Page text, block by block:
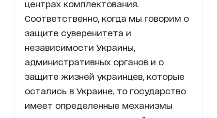
центрах комплектования.
Соответственно, когда мы говорим о
защите суверенитета и
независимости Украины,
административных органов и о
защите жизней украинцев, которые
остались в Украине, то государство
имеет определенные механизмы